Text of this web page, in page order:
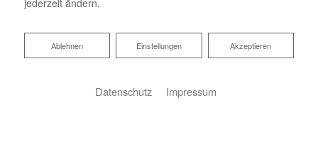
jederzeit ändern.
Akzeptieren
Einstellungen
Ablehnen
Ablehnen
Datenschutz Impressum